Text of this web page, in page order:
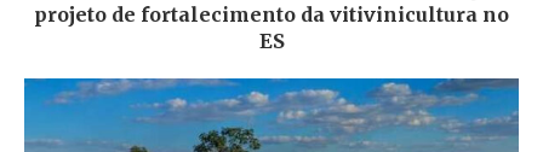
projeto de fortalecimento da vitivinicultura no
ES